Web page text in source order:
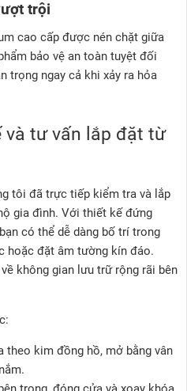
trội
cao cấp được nén chặt giữa
bảo vệ an toàn tuyệt đối
trọng ngay cả khi xảy ra hỏa
và tư vấn lắp đặt từ
tôi đã trực tiếp kiểm tra và lắp
gia đình. Với thiết kế đứng
có thể dễ dàng bố trí trong
hoặc đặt âm tường kín đáo.
không gian lưu trữ rộng rãi bên
theo kim đồng hồ, mở bằng vân